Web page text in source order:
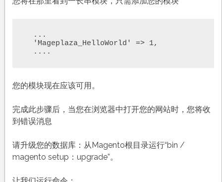
  ....
您的模块现在应该可用。
完成此步骤后，当您在浏览器中打开您的网站时，您将收
到错误消息
请升级您的数据库：从Magento根目录运行“bin /
magento setup：upgrade”。